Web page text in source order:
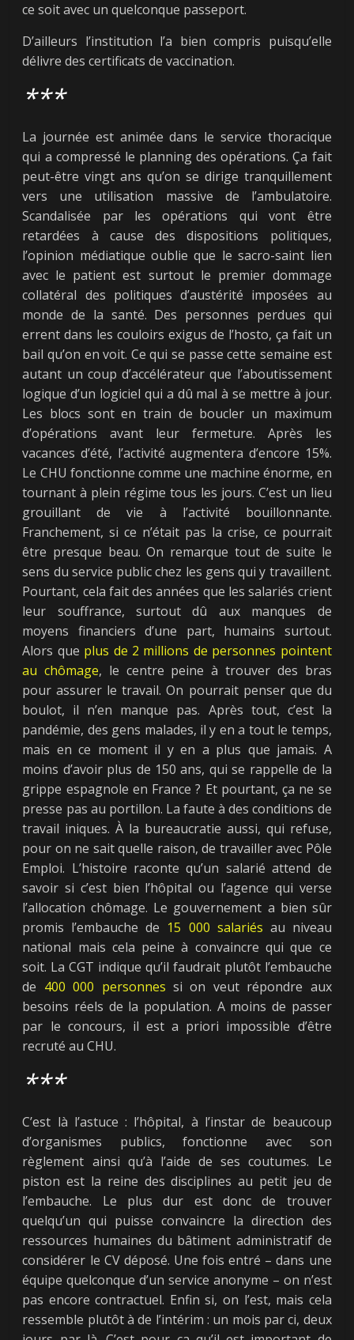
ce soit avec un quelconque passeport.
D’ailleurs l’institution l’a bien compris puisqu’elle
délivre des certificats de vaccination.
***
La journée est animée dans le service thoracique
qui a compressé le planning des opérations. Ça fait
peut-être vingt ans qu’on se dirige tranquillement
vers une utilisation massive de l’ambulatoire.
Scandalisée par les opérations qui vont être
retardées à cause des dispositions politiques,
l’opinion médiatique oublie que le sacro-saint lien
avec le patient est surtout le premier dommage
collatéral des politiques d’austérité imposées au
monde de la santé. Des personnes perdues qui
errent dans les couloirs exigus de l’hosto, ça fait un
bail qu’on en voit. Ce qui se passe cette semaine est
autant un coup d’accélérateur que l’aboutissement
logique d’un logiciel qui a dû mal à se mettre à jour.
Les blocs sont en train de boucler un maximum
d’opérations avant leur fermeture. Après les
vacances d’été, l’activité augmentera d’encore 15%.
Le CHU fonctionne comme une machine énorme, en
tournant à plein régime tous les jours. C’est un lieu
grouillant de vie à l’activité bouillonnante.
Franchement, si ce n’était pas la crise, ce pourrait
être presque beau. On remarque tout de suite le
sens du service public chez les gens qui y travaillent.
Pourtant, cela fait des années que les salariés crient
leur souffrance, surtout dû aux manques de
moyens financiers d’une part, humains surtout.
Alors que plus de 2 millions de personnes pointent
au chômage, le centre peine à trouver des bras
pour assurer le travail. On pourrait penser que du
boulot, il n’en manque pas. Après tout, c’est la
pandémie, des gens malades, il y en a tout le temps,
mais en ce moment il y en a plus que jamais. A
moins d’avoir plus de 150 ans, qui se rappelle de la
grippe espagnole en France ? Et pourtant, ça ne se
presse pas au portillon. La faute à des conditions de
travail iniques. À la bureaucratie aussi, qui refuse,
pour on ne sait quelle raison, de travailler avec Pôle
Emploi. L’histoire raconte qu’un salarié attend de
savoir si c’est bien l’hôpital ou l’agence qui verse
l’allocation chômage. Le gouvernement a bien sûr
promis l’embauche de 15 000 salariés au niveau
national mais cela peine à convaincre qui que ce
soit. La CGT indique qu’il faudrait plutôt l’embauche
de 400 000 personnes si on veut répondre aux
besoins réels de la population. A moins de passer
par le concours, il est a priori impossible d’être
recruté au CHU.
***
C’est là l’astuce : l’hôpital, à l’instar de beaucoup
d’organismes publics, fonctionne avec son
règlement ainsi qu’à l’aide de ses coutumes. Le
piston est la reine des disciplines au petit jeu de
l’embauche. Le plus dur est donc de trouver
quelqu’un qui puisse convaincre la direction des
ressources humaines du bâtiment administratif de
considérer le CV déposé. Une fois entré – dans une
équipe quelconque d’un service anonyme – on n’est
pas encore contractuel. Enfin si, on l’est, mais cela
ressemble plutôt à de l’intérim : un mois par ci, deux